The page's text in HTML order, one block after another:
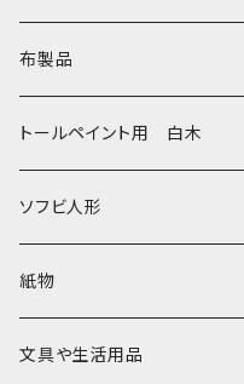
セミョーノフの子達
その他のマトショーシカ
キーロフの子達
タチアナ ドゥビニッチ
エレナ・イワンツォワ
バローニナ・マリヤ
ヴィクトル・ニキーチン
その他
トレイ・平皿
白樺靴
白樺その他
オルゴール
キッチン
イースターエッグ
小物入れ・ボトルケース
置物
アルハンゲリスク
ゴロジェッツ
ジョストボ
グジェリ
布製品
キッチンクロス
ソビエトデザイン 昔の布
切り売り布・リボン
その他
トールペイント用 白木
ソフビ人形
現代物
ソビエト時代モノ等
紙物
本類
文具や生活用品